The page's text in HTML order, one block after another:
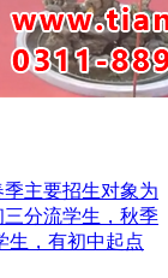
主要招生对象为
分流学生，秋季
生，有初中起点